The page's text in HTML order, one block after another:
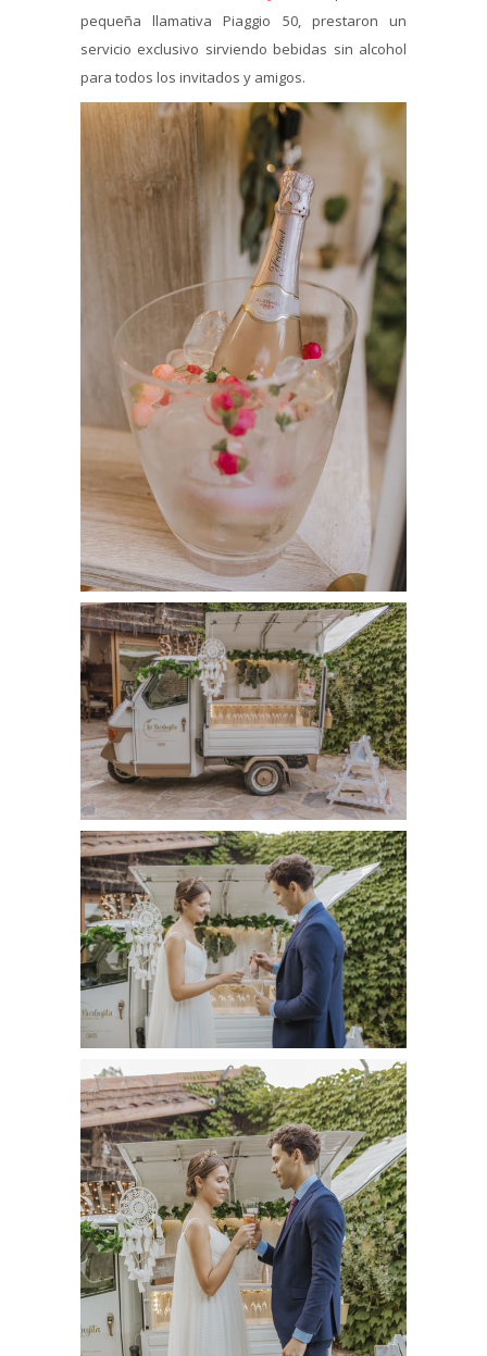
pequeña llamativa Piaggio 50, prestaron un
servicio exclusivo sirviendo bebidas sin alcohol
para todos los invitados y amigos.